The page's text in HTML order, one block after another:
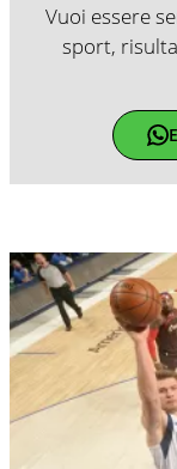
Vuoi essere
sport,